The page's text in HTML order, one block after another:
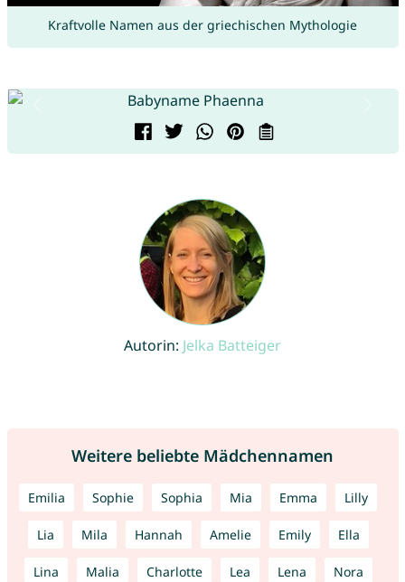
Kraftvolle Namen aus der griechischen Mythologie
Autorin: Jelka Batteiger
Weitere beliebte Mädchennamen
Emilia Sophie Sophia Mia Emma Lilly
Lia Mila Hannah Amelie Emily Ella
Lina Malia Charlotte Lea Lena Nora